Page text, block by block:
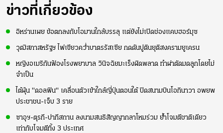
2-3 ชั่วโมง
อย่างเห็นได้ชัด
ข่าวที่เกี่ยวข้อง
อิหร่านเผย ข้อตกลงกับโอมานใกล้บรรลุ แต่ยังไม่เปิดช่องแคบฮอร์มุซ
วุฒิสภาสหรัฐฯ ไฟเขียวคว่ำบาตรรัสเซีย กดดันปูตินยุติสงครามยูเครน
หญิงอเมริกันฟ้องโรงพยาบาล วินิจฉัยมะเร็งผิดพลาด ทำผ่าตัดมดลูกโดยไม่
จำเป็น
ไต้ฝุ่น "ดอลฟิน" เคลื่อนตัวเข้าใกล้ญี่ปุ่นตอนใต้ ปิดสนามบินโอกินาวา อพยพ
ประชาชน-เจ็บ 3 ราย
ซาอุฯ-ตุรกี-ปากีสถาน ลงนามสนธิสัญญากลาโหมร่วม ย้ำโจมตีชาติเดียว
เท่ากับโจมตีทั้ง 3 ประเทศ